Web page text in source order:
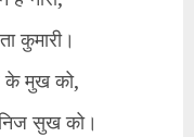
कुमारी।
के मुख को,
निज सुख को।